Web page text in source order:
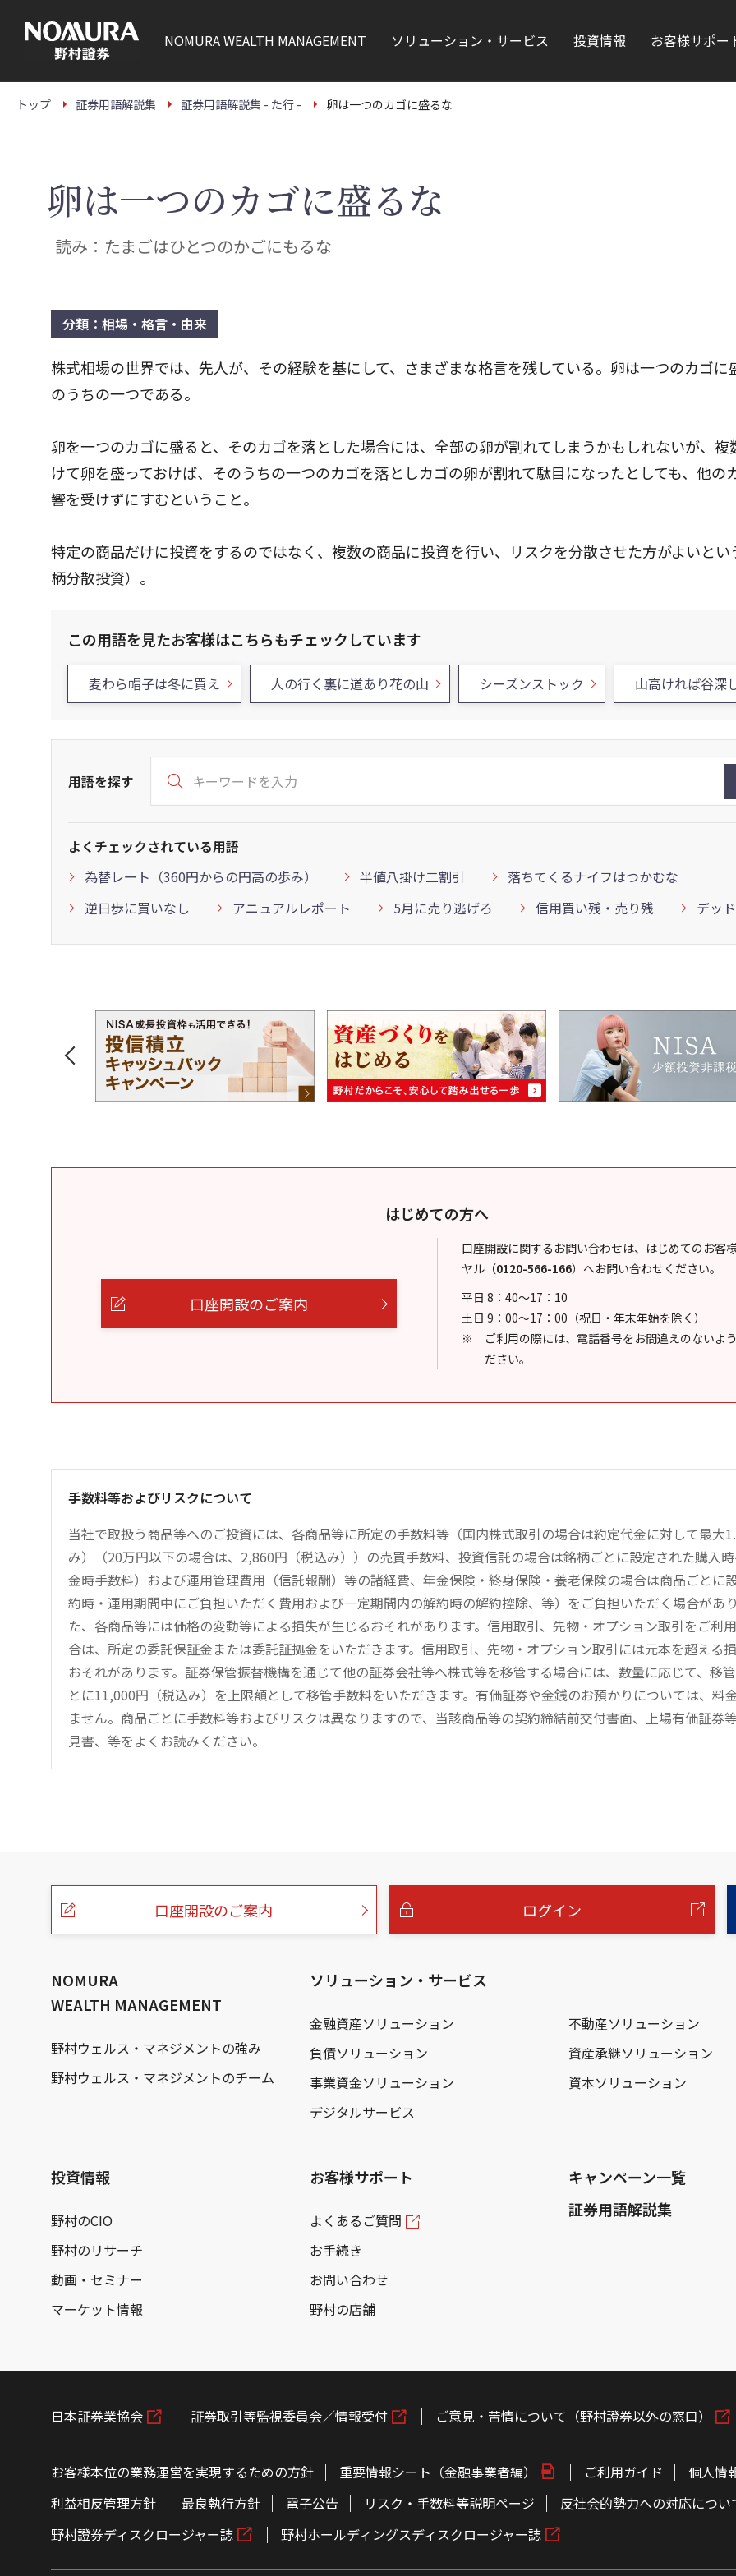
本
NOMURAWEALTH MANAGEMENT ソリューション・サービス 投資情報 お客様サポー
トップ 証券用語解説集 証券用語解説集 - た行 - 卵は一つのカゴに盛るな
卵は一つのカゴに盛るな
読み：たまごはひとつのかごにもるな
分類：相場・格言・由来
株式相場の世界では、先人が、その経験を基にして、さまざまな格言を残している。卵は一つのカゴに
のうちの一つである。
卵を一つのカゴに盛ると、そのカゴを落とした場合には、全部の卵が割れてしまうかもしれないが、複
けて卵を盛っておけば、そのうちの一つのカゴを落としカゴの卵が割れて駄目になったとしても、他の
響を受けずにすむということ。
特定の商品だけに投資をするのではなく、複数の商品に投資を行い、リスクを分散させた方がよいとい
柄分散投資）。
この用語を見たお客様はこちらもチェックしています
麦わら帽子は冬に買え 人の行く裏に道あり花の山 シーズンストック 山高ければ谷深
用語を探す
よくチェックされている用語
為替レート（360円からの円高の歩み）
半値八掛け二割引
落ちてくるナイフはつかむな
逆日歩に買いなし
アニュアルレポート 5月に売り逃げろ 信用買い残・売り残 デッ
はじめての方へ
口座開設のご案内
口座開設に関するお問い合わせは、はじめてのお客
ヤル （0120-566-166） へお問い合わせください。
平日 8：40～17：10
土日 9：00～17：00（祝日・年末年始を除く）
ご利用の際には、電話番号をお間違えのないよ
ださい。
手数料等およびリスクについて
当社で取扱う商品等へのご投資には、各商品等に所定の手数料等（国内株式取引の場合は約定代金に対して最大
み）（20万円以下の場合は、2,860円（税込み））の売買手数料、投資信託の場合は銘柄ごとに設定された購入
金時手数料）および運用管理費用（信託報酬）等の諸経費、年金保険・終身保険・養老保険の場合は商品ごとに
約時・運用期間中にご負担いただく費用および一定期間内の解約時の解約控除、等）をご負担いただく場合があ
た、各商品等には価格の変動等による損失が生じるおそれがあります。信用取引、先物・オプション取引をご利
合は、所定の委託保証金または委託証拠金をいただきます。信用取引、先物・オプション取引には元本を超える
おそれがあります。証券保管振替機構を通じて他の証券会社等へ株式等を移管する場合には、数量に応じて、移
とに11,000円（税込み）を上限額として移管手数料をいただきます。有価証券や金銭のお預かりについては、料
ません。商品ごとに手数料等およびリスクは異なりますので、当該商品等の契約締結前交付書面、上場有価証券
見書、等をよくお読みください。
こ
口座開設のご案内 ログイン
NOMURA
WEALTH MANAGEMENT
野村ウェルス・マネジメントの強み
野村ウェルス・マネジメントのチーム
ソリューション・サービス
金融資産ソリューション 不動産ソリューション
負債ソリューション
資産承継ソリューション
事業資金ソリューション
資本ソリューション
デジタルサービス
投資情報
野村のCIO
野村のリサーチ
動画・セミナー
マーケット情報
お客様サポート
よくあるご質問
お手続き
お問い合わせ
野村の店舗
キャンペーン一覧
証券用語解説集
日本証券業協会 証券取引等監視委員会／情報受付 ご意見・苦情について（野村證券以外の窓口）
お客様本位の業務運営を実現するための方針 重要情報シート（金融事業者編） ご利用ガイド 個人情
利益相反管理方針
最良執行方針 電子公告 リスク・手数料等説明ページ 反社会的勢力への対応につい
野村證券ディスクロージャー誌
野村ホールディングスディスクロージャー誌